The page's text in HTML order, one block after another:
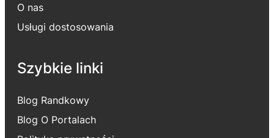
O nas
Usługi dostosowania
Szybkie linki
Blog Randkowy
Blog O Portalach